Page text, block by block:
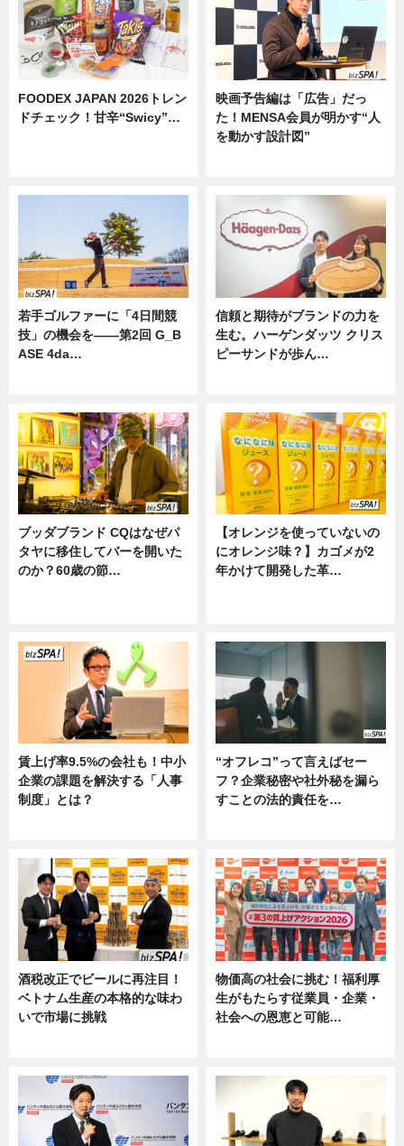
FOODEX JAPAN 2026トレン
ドチェック！甘辛“Swicy”…
映画予告編は「広告」だっ
た！MENSA会員が明かす“人
を動かす設計図”
若手ゴルファーに「4日間競
技」の機会を——第2回 G_B
ASE 4da…
信頼と期待がブランドの力を
生む。ハーゲンダッツ クリス
ピーサンドが歩ん…
ブッダブランド CQはなぜパ
タヤに移住してバーを開いた
のか？60歳の節…
【オレンジを使っていないの
にオレンジ味？】カゴメが2
年かけて開発した革…
賃上げ率9.5%の会社も！中小
企業の課題を解決する「人事
制度」とは？
“オフレコ”って言えばセー
フ？企業秘密や社外秘を漏ら
すことの法的責任を…
酒税改正でビールに再注目！
ベトナム生産の本格的な味わ
いで市場に挑戦
物価高の社会に挑む！福利厚
生がもたらす従業員・企業・
社会への恩恵と可能…